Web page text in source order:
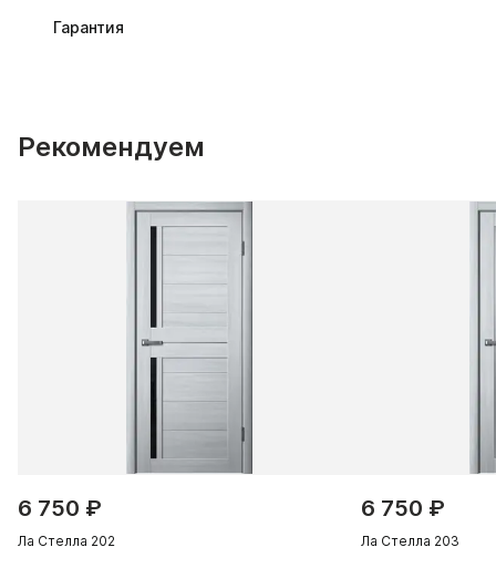
Гарантия
Рекомендуем
6 750 ₽
Ла Стелла 202
6 750 ₽
Ла Стелла 203